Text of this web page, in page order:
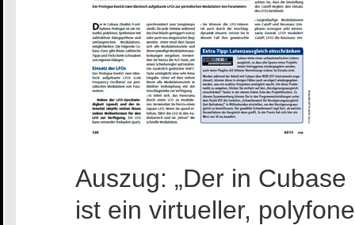
Auszug: „Der in
ist ein virtueller,